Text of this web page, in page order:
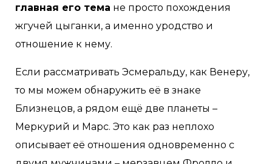
главная его тема не просто похождения
жгучей цыганки, а именно уродство и
отношение к нему.
Если рассматривать Эсмеральду, как Венеру,
то мы можем обнаружить её в знаке
Близнецов, а рядом ещё две планеты –
Меркурий и Марс. Это как раз неплохо
описывает её отношения одновременно с